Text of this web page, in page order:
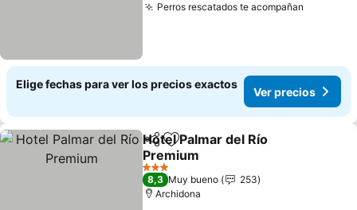
Perros rescatados te acompañan
Elige fechas para ver los precios exactos
Ver precios
CompartirAgregar a favoritos
Hotel Palmar del Río
Premium
Ver precios
3 Estrellas
8,3 Muy bueno
253
Archidona